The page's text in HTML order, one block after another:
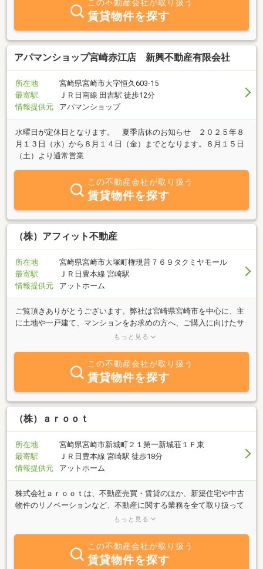
この不動産会社が取り扱う
賃貸物件を探す
アパマンショップ宮崎赤江店 新興不動産有限会社
所在地
宮崎県宮崎市大字恒久603-15
最寄駅
ＪＲ日南線 田吉駅 徒歩12分
情報提供元
アパマンショップ
水曜日が定休日となります。 夏季店休のお知らせ ２０２５年８
月１３日（水）から８月１４日（金）までとなります。８月１５日
（土）より通常営業
この不動産会社が取り扱う
賃貸物件を探す
（株）アフィット不動産
所在地
宮崎県宮崎市大塚町権現昔７６９タクミヤモール
最寄駅
ＪＲ日豊本線 宮崎駅
情報提供元
アットホーム
ご覧頂きありがとうございます。弊社は宮崎県宮崎市を中心に、主
に土地や一戸建て、マンションをお求めの方へ、ご購入に向けたサ
ポートを行っております。その他にも土地、建物を売りたい方、査
売却した方が良いかなどのご相談も専門分野になります。賃貸・管
理・リフォームなどのご依頼も承っておりますのでお気軽にご相談
下さい。お客様にとっての幸せを一緒に考え、お客様の立場に立っ
たアドバイスをすることをお約束します。
もっと見る
この不動産会社が取り扱う
賃貸物件を探す
（株）ａｒｏｏｔ
所在地
宮崎県宮崎市新城町２１第一新城荘１Ｆ東
最寄駅
ＪＲ日豊本線 宮崎駅 徒歩18分
情報提供元
アットホーム
株式会社ａｒｏｏｔは、不動産売買・賃貸のほか、新築住宅や中古
物件のリノベーションなど、不動産に関する業務を全て取り扱って
おります。特に、中古物件のリノベーションや水回り商品のリフォ
します。賃貸オーナー様に関しては、リーシング相談なども承って
おります。店内は、落ち着いた過ごしやすい空間をイメージして、
グリーンインテリア・アロマとともにお客様をおむかえ致します。
もっと見る
この不動産会社が取り扱う
賃貸物件を探す